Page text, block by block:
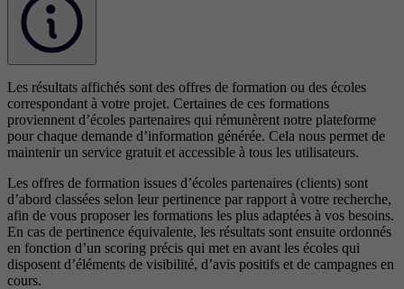
Les résultats affichés sont des offres de formation ou des écoles
correspondant à votre projet. Certaines de ces formations
proviennent d’écoles partenaires qui rémunèrent notre plateforme
pour chaque demande d’information générée. Cela nous permet de
maintenir un service gratuit et accessible à tous les utilisateurs.
Les offres de formation issues d’écoles partenaires (clients) sont
d’abord classées selon leur pertinence par rapport à votre recherche,
afin de vous proposer les formations les plus adaptées à vos besoins.
En cas de pertinence équivalente, les résultats sont ensuite ordonnés
en fonction d’un scoring précis qui met en avant les écoles qui
disposent d’éléments de visibilité, d’avis positifs et de campagnes en
cours.